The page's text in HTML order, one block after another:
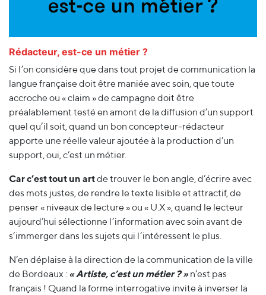
Rédacteur, est-ce un métier ?
Si l’on considère que dans tout projet de communication la
langue française doit être maniée avec soin, que toute
accroche ou « claim » de campagne doit être
préalablement testé en amont de la diffusion d’un support
quel qu’il soit, quand un bon concepteur-rédacteur
apporte une réelle valeur ajoutée à la production d’un
support, oui, c’est un métier.
Car c’est tout un artde trouver le bon angle, d’écrire avec
des mots justes, de rendre le texte lisible et attractif, de
penser « niveaux de lecture » ou « U.X », quand le lecteur
aujourd’hui sélectionne l’information avec soin avant de
s’immerger dans les sujets qui l’intéressent le plus.
N’en déplaise à la direction de la communication de la ville
de Bordeaux : « Artiste, c’est un métier ? » n’est pas
français ! Quand la forme interrogative invite à inverser la